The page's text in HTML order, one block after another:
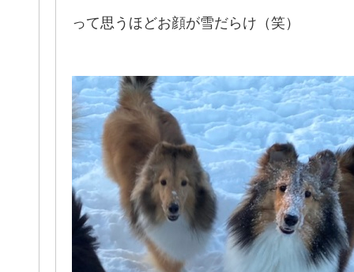
って思うほどお顔が雪だらけ（笑）